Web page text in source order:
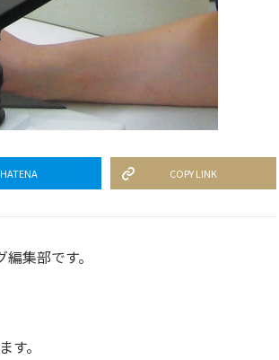
HATENA COPY LINK
集部です。
。